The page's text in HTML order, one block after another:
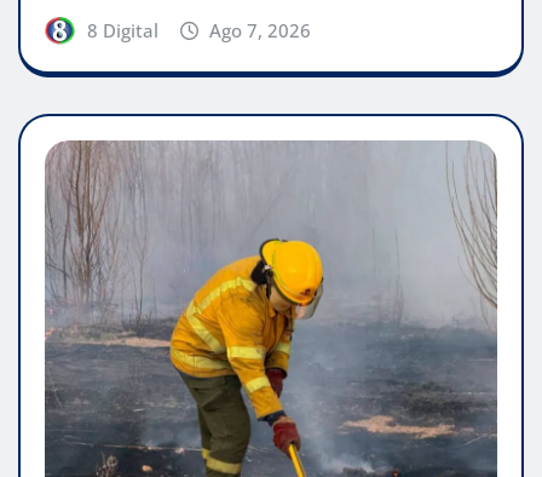
8 Digital Ago 7, 2026